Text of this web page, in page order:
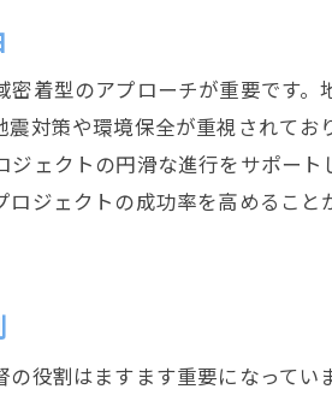
プロジェクト管理能力の重要性
現場監督に必要な安全管理の知
地域密着型企業が重視するス
現場監督の資格取得がキャリ
静岡市のプロジェクトで評価
着型のアプローチが重要です
対策や環境保全が重視されて
ェクトの円滑な進行をサポー
ジェクトの成功率を高めるこ
役割はますます重要になって